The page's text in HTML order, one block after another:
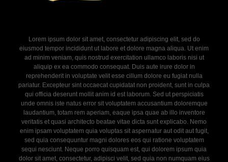
Lorem ipsum dolor sit amet, consectetur adipiscing elit, sed do
eiusmod tempor incididunt ut labore et dolore magna aliqua. Ut enim
ad minim veniam, quis nostrud exercitation ullamco laboris nisi ut
aliquip ex ea commodo consequat. Duis aute irure dolor in
reprehenderit in voluptate velit esse cillum dolore eu fugiat nulla
pariatur. Excepteur sint occaecat cupidatat non proident, sunt in culpa
qui officia deserunt mollit anim id est laborum. Sed ut perspiciatis
unde omnis iste natus error sit voluptatem accusantium doloremque
laudantium, totam rem aperiam, eaque ipsa quae ab illo inventore
veritatis et quasi architecto beatae vitae dicta sunt explicabo. Nemo
enim ipsam voluptatem quia voluptas sit aspernatur aut odit aut fugit,
sed quia consequuntur magni dolores eos qui ratione voluptatem
sequi nesciunt. Neque porro quisquam est, qui dolorem ipsum quia
dolor sit amet, consectetur, adipisci velit, sed quia non numquam eius